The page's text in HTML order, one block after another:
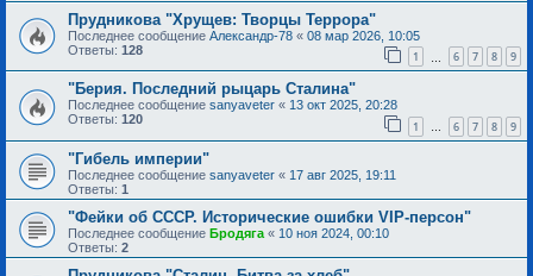
Прудникова "Хрущев: Творцы Террора"
Последнее сообщение Александр-78 « 08 мар 2026, 10:05
Ответы: 128 1 6 7 8 9
"Берия. Последний рыцарь Сталина"
Последнее сообщение sanyaveter « 13 окт 2025, 20:28
Ответы: 120 1 … 6 7 8 9
"Гибель империи"
Последнее сообщение sanyaveter « 17 авг 2025, 19:11
Ответы: 1
"Фейки об СССР. Исторические ошибки VIP-персон"
Последнее сообщение Бродяга « 10 ноя 2024, 00:10
Ответы: 2